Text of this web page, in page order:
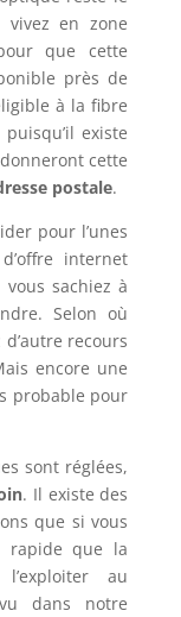
vivez en zone
que cette
près de
à la fibre
existe
cette
postale.
pour l’unes
internet
sachiez à
Selon où
recours
encore une
probable pour
sont réglées,
. Il existe des
que si vous
rapide que la
au
dans notre